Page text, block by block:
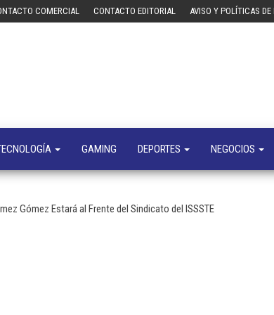
COMERCIAL CONTACTO EDITORIAL AVISO Y POLÍTICAS DE
GAMING DEPORTES NEGOCIOS
Gómez Estará al Frente del Sindicato del ISSSTE